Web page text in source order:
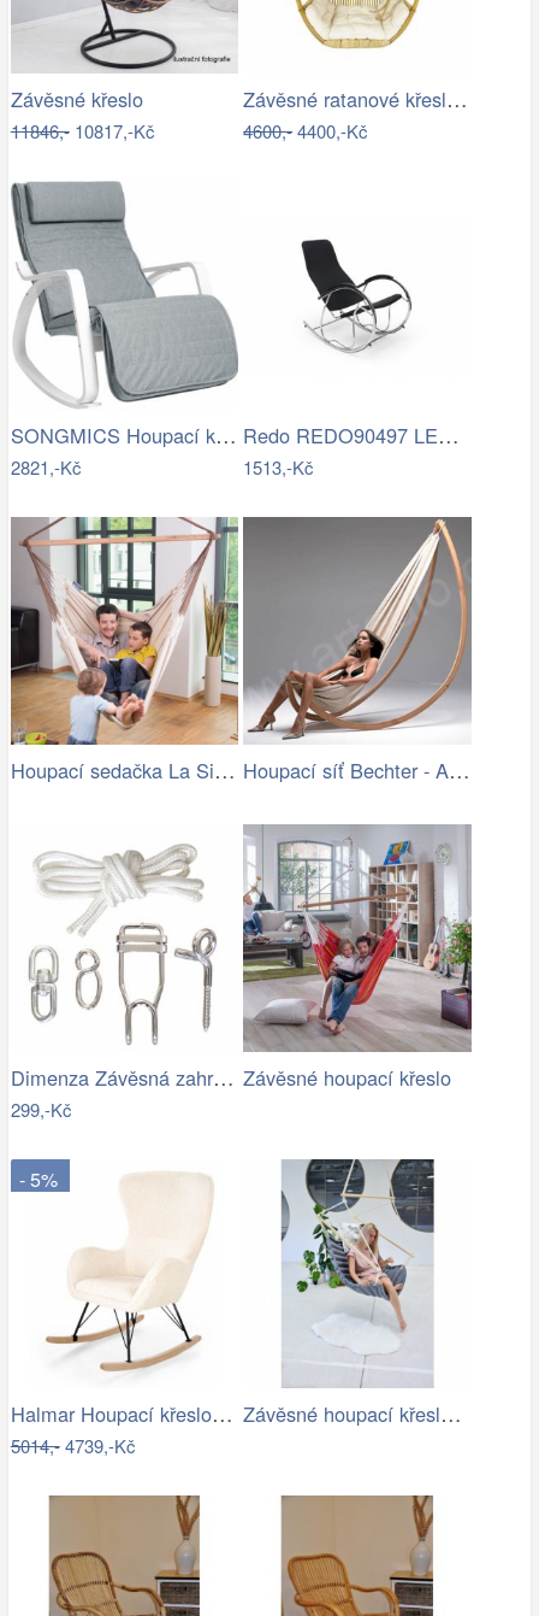
Závěsné křeslo
11846,-10817,-Kč
Závěsné ratanové křeslo GOLDIE - světlý…
4600,-4400,-Kč
SONGMICS Houpací křeslo Faux světle šedé
2821,-Kč
Redo REDO90497 LED venkovní nástěnné…
1513,-Kč
Houpací sedačka La Siesta Habana… Houpací síť Bechter - Artedio.cz
Dimenza Závěsná zahradní souprava na…
299,-Kč
Závěsné houpací křeslo
- 5%
Halmar Houpací křeslo LIBERTO 2 -…
5014,-4739,-Kč
Závěsné houpací křeslo CHILLO, šedé